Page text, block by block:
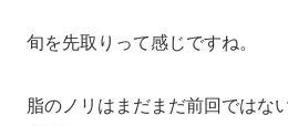
旬を先取りって感じですね。
脂のノリはまだまだ前回ではな